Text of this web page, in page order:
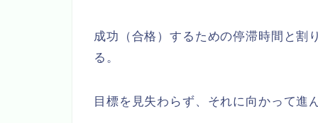
成功（合格）するための停滞時間と割
る。
目標を見失わらず、それに向かって進